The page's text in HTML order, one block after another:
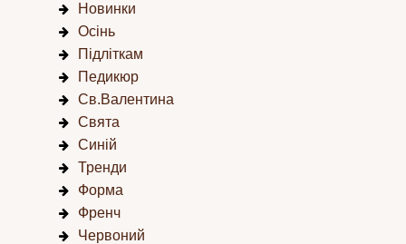
Новинки
Осінь
Підліткам
Педикюр
Св.Валентина
Свята
Синій
Тренди
Форма
Френч
Червоний